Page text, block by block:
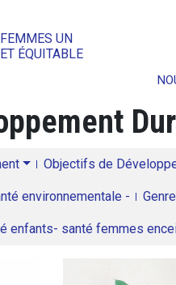
UN
ÉQUITABLE
Objectifs de
environnementale - Genre
enfants- santé femmes